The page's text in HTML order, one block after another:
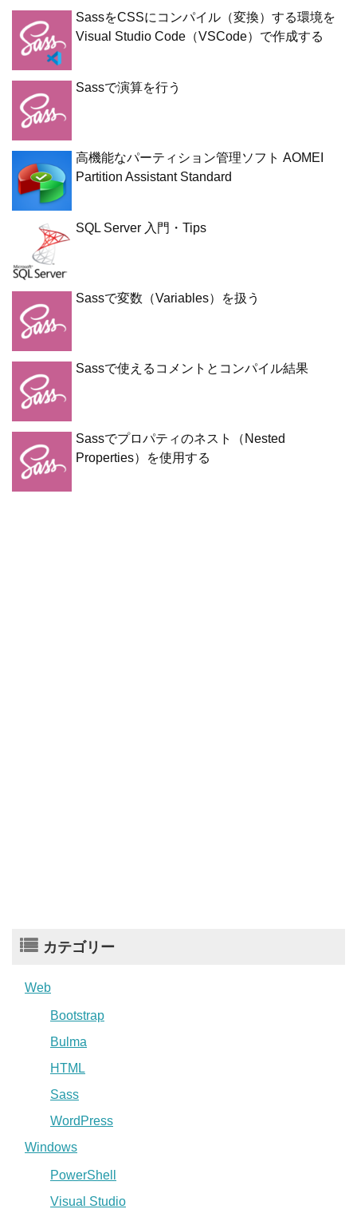
SassをCSSにコンパイル（変換）する環境を
Visual Studio Code（VSCode）で作成する
Sassで演算を行う
高機能なパーティション管理ソフト AOMEI
Partition Assistant Standard
SQL Server 入門・Tips
Sassで変数（Variables）を扱う
Sassで使えるコメントとコンパイル結果
Sassでプロパティのネスト（Nested
Properties）を使用する
カテゴリー
Web
Bootstrap
Bulma
HTML
Sass
WordPress
Windows
PowerShell
Visual Studio